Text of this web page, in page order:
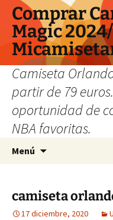
Comprar
Magic
Camiseta
partir de 79
oportunidad de
NBA favoritas.
Menú
camiseta
17 diciembre, 2020